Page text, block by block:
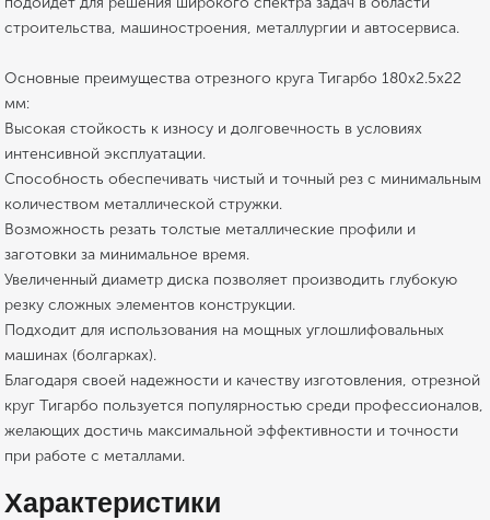
строительства, машиностроения, металлургии и автосервиса.
Основные преимущества отрезного круга Тигарбо 180х2.5х22
мм:
Высокая стойкость к износу и долговечность в условиях
интенсивной эксплуатации.
Способность обеспечивать чистый и точный рез с минимальным
количеством металлической стружки.
Возможность резать толстые металлические профили и
заготовки за минимальное время.
Увеличенный диаметр диска позволяет производить глубокую
резку сложных элементов конструкции.
Подходит для использования на мощных углошлифовальных
машинах (болгарках).
Благодаря своей надежности и качеству изготовления, отрезной
круг Тигарбо пользуется популярностью среди профессионалов,
желающих достичь максимальной эффективности и точности
при работе с металлами.
Характеристики